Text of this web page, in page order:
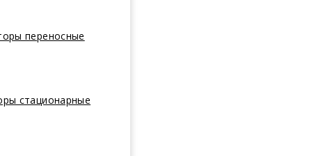
переносные
стационарные